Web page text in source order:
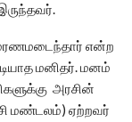
என்ற
மனிதர். மனம்
அரசின்
மண்டலம்) ஏற்றவர்